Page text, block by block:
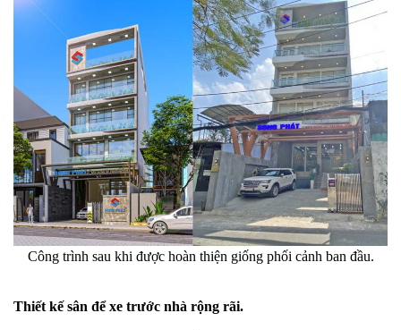
Công trình sau khi được hoàn thiện giống phối cảnh ban đầu.
Thiết kế sân để xe trước nhà rộng rãi.